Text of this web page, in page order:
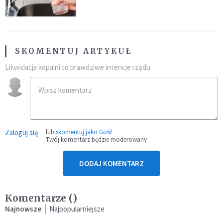
SKOMENTUJ ARTYKUŁ
Likwidacja kopalni to prawdziwe intencje rządu
Zaloguj się lub skomentuj jako Gość
Twój komentarz będzie moderowany
DODAJ KOMENTARZ
Komentarze ()
Najnowsze Najpopularniejsze